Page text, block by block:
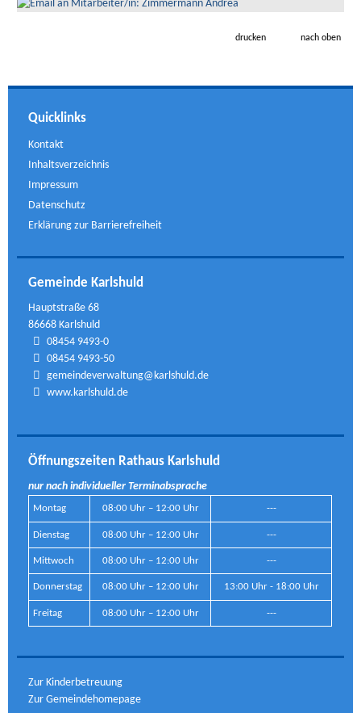
drucken nach oben
Quicklinks
Kontakt
Inhaltsverzeichnis
Impressum
Datenschutz
Erklärung zur Barrierefreiheit
Gemeinde Karlshuld
Hauptstraße 68
86668 Karlshuld
08454 9493-0
08454 9493-50
gemeindeverwaltung@karlshuld.de
www.karlshuld.de
Öffnungszeiten Rathaus Karlshuld
nur nach individueller Terminabsprache
Montag 08:00 Uhr – 12:00 Uhr ---
Dienstag 08:00 Uhr – 12:00 Uhr ---
Mittwoch 08:00 Uhr – 12:00 Uhr ---
Donnerstag 08:00 Uhr – 12:00 Uhr 13:00 Uhr - 18:00 Uhr
Freitag 08:00 Uhr – 12:00 Uhr ---
Zur Kinderbetreuung
Zur Gemeindehomepage